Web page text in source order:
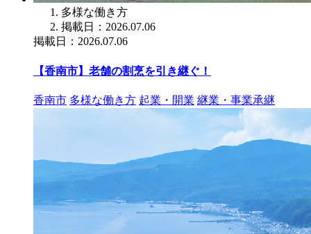
多様な働き方
掲載日：2026.07.06
掲載日：2026.07.06
【香南市】老舗の割烹を引き継ぐ！
香南市 多様な働き方 起業・開業 継業・事業承継